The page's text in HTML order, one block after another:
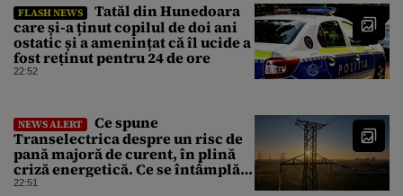
FLASH NEWS
Tatăl din Hunedoara
care și-a ținut copilul de doi ani
ostatic și a amenințat că îl ucide a
fost reținut pentru 24 de ore
22:52
NEWS ALERT
Ce spune
Transelectrica despre un risc de
pană majoră de curent, în plină
criză energetică. Ce se întâmplă
cu Sistemul Electroenergetic
22:51